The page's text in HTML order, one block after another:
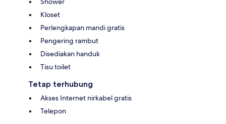
Kloset
Perlengkapan mandi gratis
Pengering rambut
Disediakan handuk
Tisu toilet
Tetap terhubung
Akses Internet nirkabel gratis
Telepon